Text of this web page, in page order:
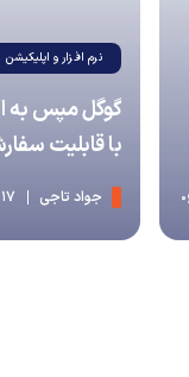
0
نرم افزار و اپلیکیشن
گوگل مپس
با قابلیت
جواد تاجی 17 ساعت قبل